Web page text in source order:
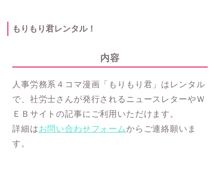
もりもり君レンタル！
内容
人事労務系４コマ漫画「もりもり君」はレンタル
で、社労士さんが発行されるニュースレターやＷ
ＥＢサイトの記事にご利用いただけます。
詳細はお問い合わせフォームからご連絡願いま
す。